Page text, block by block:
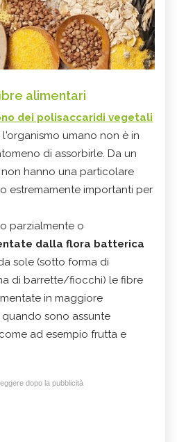
alimentari
dei polisaccaridi vegetali
umano non è in
di assorbirle. Da un
hanno una particolare
estremamente importanti per
parzialmente o
dalla flora batterica
sole (sotto forma di
di barrette/fiocchi) le fibre
in maggiore
sono assunte
ad esempio frutta e
dopo la pubblicità